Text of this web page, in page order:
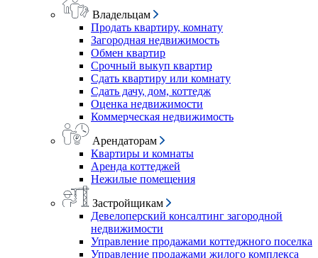
Владельцам
Продать квартиру, комнату
Загородная недвижимость
Обмен квартир
Срочный выкуп квартир
Сдать квартиру или комнату
Сдать дачу, дом, коттедж
Оценка недвижимости
Коммерческая недвижимость
Арендаторам
Квартиры и комнаты
Аренда коттеджей
Нежилые помещения
Застройщикам
Девелоперский консалтинг загородной
недвижимости
Управление продажами коттеджного поселка
Управление продажами жилого комплекса